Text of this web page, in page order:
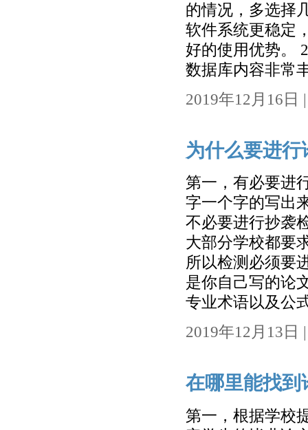
的情况，多选择
软件系统更稳定
好的使用优势。
数据库内容非常
2019年12月16日
为什么要进行
第一，有必要进
字一个字的写出
不必要进行抄袭
大部分学校都要
所以检测必须要
是你自己写的论
专业术语以及公
2019年12月13日
在哪里能找到
第一，根据学校